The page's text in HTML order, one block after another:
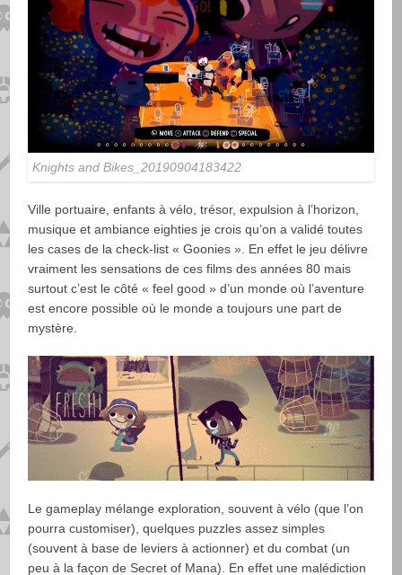
Knights and Bikes_20190904183422
Ville portuaire, enfants à vélo, trésor, expulsion à l’horizon,
musique et ambiance eighties je crois qu’on a validé toutes
les cases de la check-list « Goonies ». En effet le jeu délivre
vraiment les sensations de ces films des années 80 mais
surtout c’est le côté « feel good » d’un monde où l’aventure
est encore possible où le monde a toujours une part de
mystère.
Le gameplay mélange exploration, souvent à vélo (que l’on
pourra customiser), quelques puzzles assez simples
(souvent à base de leviers à actionner) et du combat (un
peu à la façon de Secret of Mana). En effet une malédiction